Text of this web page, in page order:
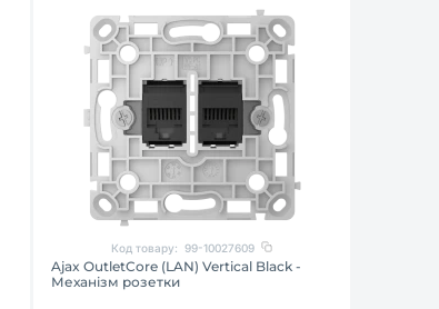
Код товару: 99-10027609
Ajax OutletCore (LAN) Vertical Black -
Механізм розетки